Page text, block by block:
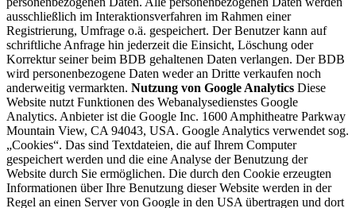
ausschließlich im Interaktionsverfahren im Rahmen einer
Registrierung, Umfrage o.ä. gespeichert. Der Benutzer kann auf
schriftliche Anfrage hin jederzeit die Einsicht, Löschung oder
Korrektur seiner beim BDB gehaltenen Daten verlangen. Der BDB
wird personenbezogene Daten weder an Dritte verkaufen noch
anderweitig vermarkten. Nutzung von Google Analytics Diese
Website nutzt Funktionen des Webanalysedienstes Google
Analytics. Anbieter ist die Google Inc. 1600 Amphitheatre Parkway
Mountain View, CA 94043, USA. Google Analytics verwendet sog.
„Cookies“. Das sind Textdateien, die auf Ihrem Computer
gespeichert werden und die eine Analyse der Benutzung der
Website durch Sie ermöglichen. Die durch den Cookie erzeugten
Informationen über Ihre Benutzung dieser Website werden in der
Regel an einen Server von Google in den USA übertragen und dort